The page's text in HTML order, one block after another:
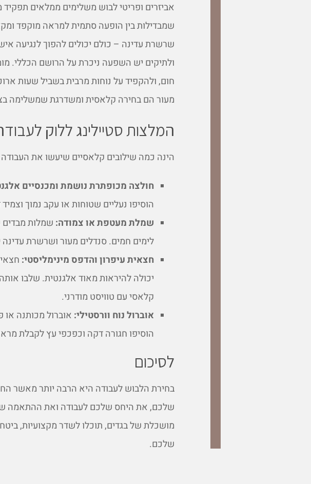
אביזרים ופריטי לבוש משלימים ממלאים
שמבדילות בין הופעה סתמית למראה מוקפד
שרשרת עדינה – כולם יכולים להפוך לנגיעה
ולתיקים יש השפעה ניכרת על הרושם הכללי.
חום, ולהקפיד על נוחות מרבית בשביל שעות
מעור הם בחירה קלאסית ומשדרגת שמשלימה
המלצות סטיילינג ללוק
הינה כמה שילובים קלאסיים שיעשו את
חולצה מכופתרת נושמת ומכנסיים
הוסיפו נעליים שטוחות או עקב נמוך
שמלת מעטפת או צמודה: שמלות מבדים
לימים חמים. סנדלים מעור ושרשרת
חצאית עיפרון והדפס מינימליסטי:
יכולה להיראות מאוד אלגנטית. שלבו
קלאסי עם טוויסט מודרני.
אוברול נוח וורסטילי: אוברול מכותנה
הוסיפו חגורה דקה וכפכפי עץ לקבלת
לסיכום
בחירת הלבוש לעבודה היא הרבה יותר מאשר
שלכם, את היחס שלכם לעבודה ואת ההתאמה
מושכלת של בגדים, תוכלו לשדר מקצועיות,
שלכם.